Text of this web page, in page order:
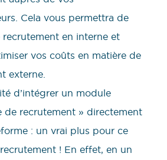
Cela vous permettra de
recrutement en interne et
vos coûts en matière de
externe.
d’intégrer un module
de recrutement » directement
: un vrai plus pour ce
! En effet, en un